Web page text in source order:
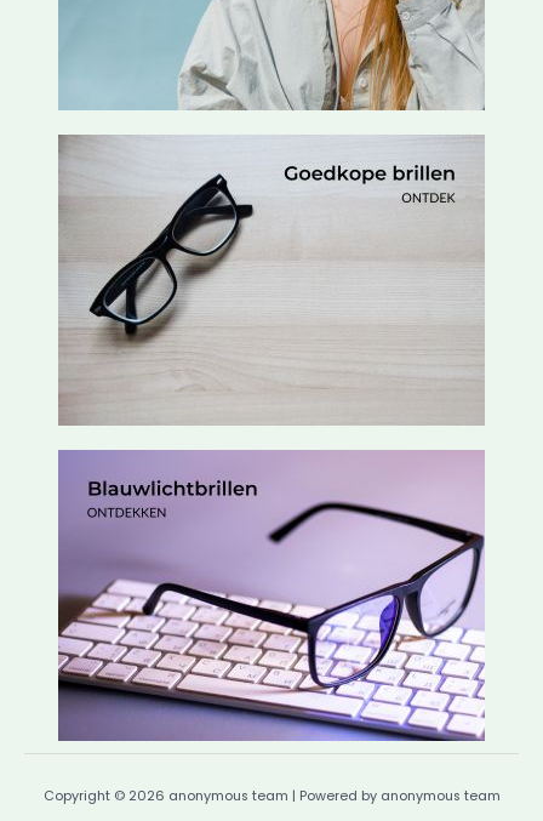
Copyright © 2026 anonymous team | Powered by anonymous team